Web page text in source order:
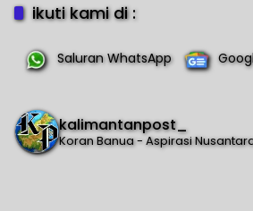
ikuti kami di :
Saluran WhatsApp
kalimantanpost_
Koran Banua - Aspirasi